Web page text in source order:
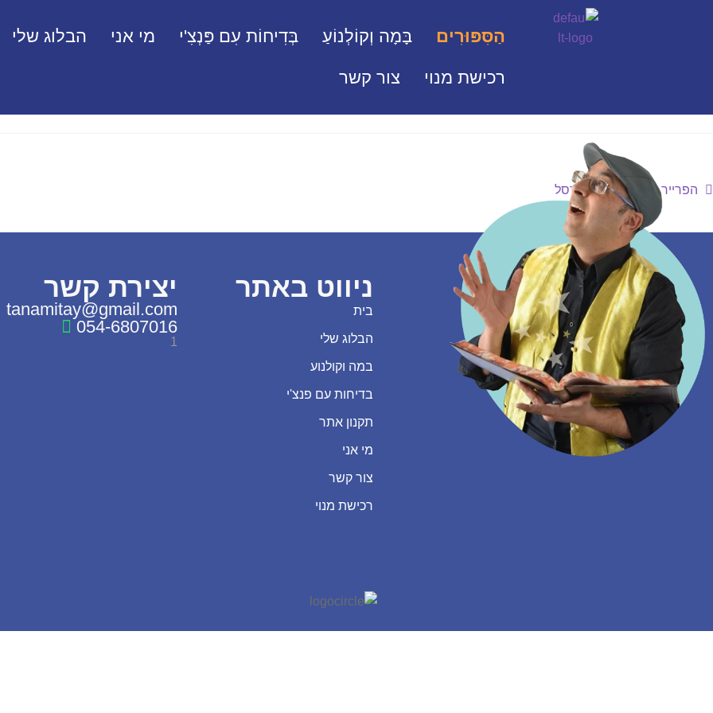
הַסִּפּוּרִים בָּמָה וְקוֹלְנוֹעַ בְּדִיחוֹת עִם פַּנְצִ'י מי אני הבלוג שלי
רכישת מנוי צור קשר
הפרייר של קבוצת הכדורסל
ניווט באתר
בית
הבלוג שלי
במה וקולנוע
בדיחות עם פנצ'י
תקנון אתר
מי אני
צור קשר
רכישת מנוי
יצירת קשר
tanamitay@gmail.com
054-6807016
1